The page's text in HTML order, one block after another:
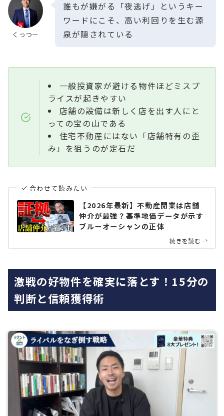
くっつー
誰もが嫌がる「夜逃げ」というキー
ワードにこそ、高い利回りを生む源
泉が隠されている
一般投資家が避ける物件ほどミスプ
ライスが起きやすい
店舗の設備は新しく店を出す人にと
っての宝の山である
住宅不動産にはない「店舗特有の歪
み」を狙うのが定石だ
合わせて読みたい
【2026年最新】不動産開業は店舗
仲介が最強？基準地価データが示す
ブルーオーシャンの正体
続きを読む
激戦の好物件を確実に落とす！15分の
判断と信頼獲得術